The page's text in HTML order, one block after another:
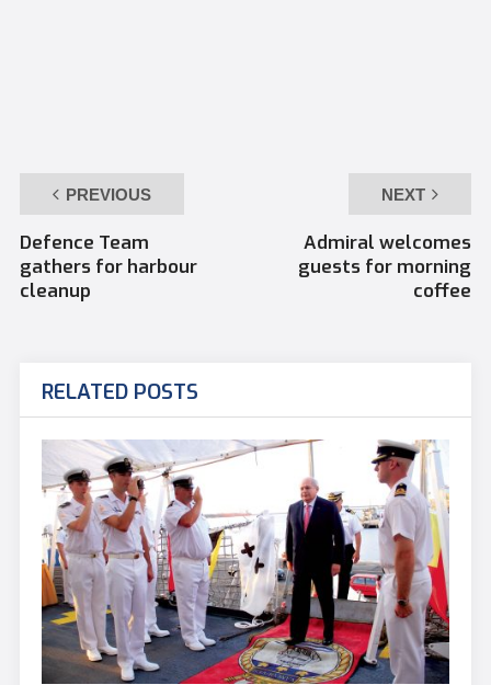
PREVIOUS
Defence Team
gathers for harbour
cleanup
NEXT
Admiral welcomes
guests for morning
coffee
RELATED POSTS